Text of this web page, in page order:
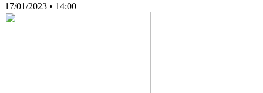
17/01/2023 • 14:00